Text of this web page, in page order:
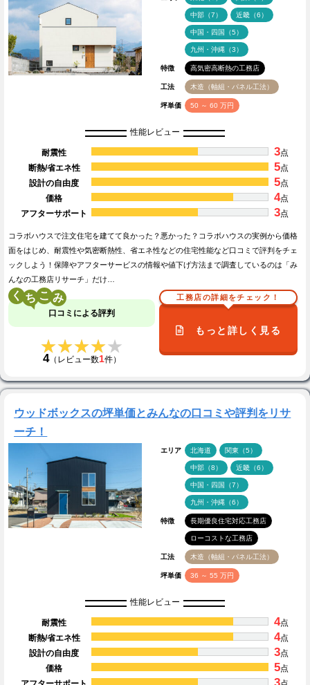
中部（7） 近畿（6）
中国・四国（5）
九州・沖縄（3）
特徴 高気密高断熱の工務店
工法 木造（軸組・パネル工法）
坪単価 50 ～ 60 万円
性能レビュー
耐震性 3点
断熱/省エネ性
5点
設計の自由度
5点
価格
4点
アフターサポート
3点
コラボハウスで注文住宅を建てて良かった？悪かった？コラボハウスの実例から価格
面をはじめ、耐震性や気密断熱性、省エネ性などの住宅性能など口コミで評判をチェ
ックしよう！保障やアフターサービスの情報や値下げ方法まで調査しているのは「み
んなの工務店リサーチ」だけ…
く こ
口コミによる評判
★★★★★
★★★★★
4（レビュー数1件）
工務店の詳細をチェック！
もっと詳しく見る
ウッドボックスの坪単価とみんなの口コミや評判をリサ
ーチ！
エリア 北海道 関東（5）
中部（8） 近畿（6）
中国・四国（7）
九州・沖縄（6）
特徴 長期優良住宅対応工務店
ローコストな工務店
工法 木造（軸組・パネル工法）
坪単価 36 ～ 55 万円
性能レビュー
耐震性 4点
断熱/省エネ性
4点
設計の自由度
3点
価格
5点